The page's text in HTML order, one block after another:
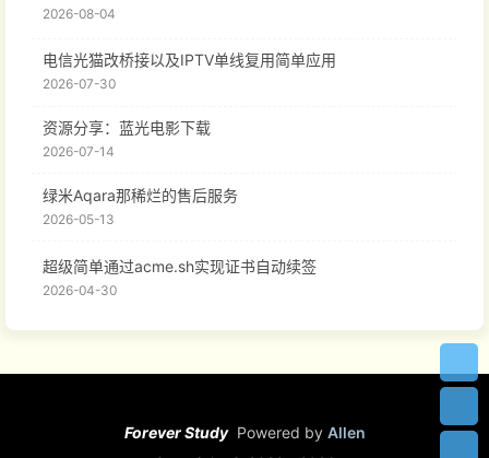
2026-08-04
电信光猫改桥接以及IPTV单线复用简单应用
2026-07-30
资源分享：蓝光电影下载
2026-07-14
绿米Aqara那稀烂的售后服务
2026-05-13
超级简单通过acme.sh实现证书自动续签
2026-04-30
Forever Study Powered by Allen